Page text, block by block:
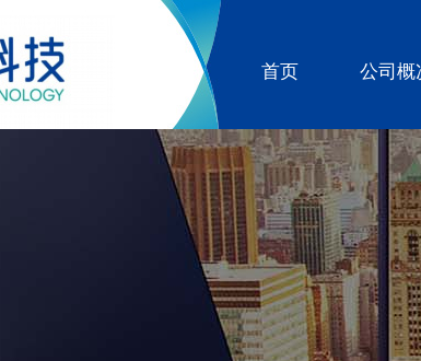
首页 公司概